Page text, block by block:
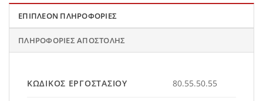
ΕΠΙΠΛΈΟΝ ΠΛΗΡΟΦΟΡΊΕΣ
ΠΛΗΡΟΦΟΡΊΕΣ ΑΠΟΣΤΟΛΉΣ
ΚΩΔΙΚΌΣ ΕΡΓΟΣΤΑΣΊΟΥ 80.55.50.55